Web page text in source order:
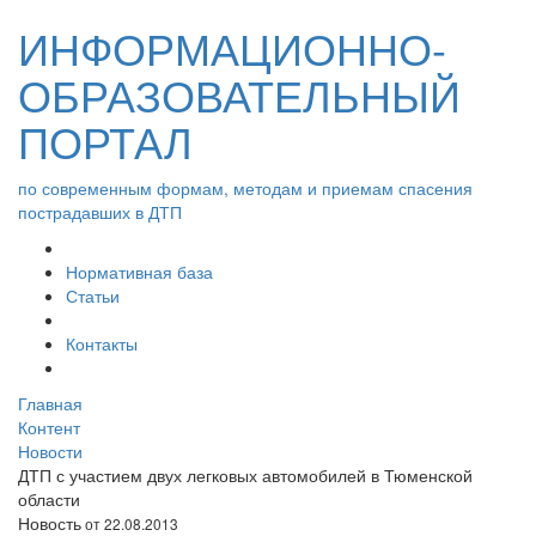
ИНФОРМАЦИОННО-
ОБРАЗОВАТЕЛЬНЫЙ
ПОРТАЛ
по современным формам, методам и приемам спасения
пострадавших в ДТП
Нормативная база
Статьи
Контакты
Главная
Контент
Новости
ДТП с участием двух легковых автомобилей в Тюменской
области
Новостьот 22.08.2013